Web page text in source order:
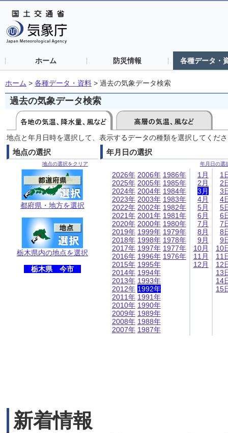
ホーム 防災情報 各種データ・
ホーム > 各種データ・資料 > 過去の気象データ検索
過去の気象データ検索
地点と年月日時を選択して、表示するデータの種類を選択してくだ
地点の選択
地点の選択をクリア
都府県・地方を選択
栃木県内の地点を選択
栃木県 今市
年月日の選択
年月日の選
2026年
2025年
2024年
2023年
2022年
2021年
2020年
2019年
2018年
2017年
2016年
2015年
2014年
2013年
2012年
2011年
2010年
2009年
2008年
2007年
2006年
2005年
2004年
2003年
2002年
2001年
2000年
1999年
1998年
1997年
1996年
1995年
1994年
1993年
1992年
1991年
1990年
1989年
1988年
1987年
1986年
1985年
1984年
1983年
1982年
1981年
1980年
1979年
1978年
1977年
1976年
1月
2月
3月
4月
5月
6月
7月
8月
9月
10月
11月
12月
1
2
3
4
5
6
7
8
9
10
11
12
13
14
15
新着情報